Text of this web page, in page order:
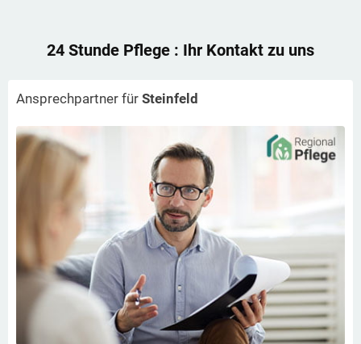
24 Stunde Pflege : Ihr Kontakt zu uns
Ansprechpartner für Steinfeld